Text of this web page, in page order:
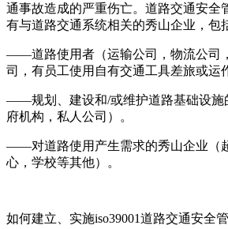
通事故造成的严重伤亡。道路交通安全
有与道路交通系统相关的秀山企业，包
——道路使用者（运输公司，物流公司
司，有员工使用自有交通工具差旅或运
——规划、建设和/或维护道路基础设施
府机构，私人公司）。
——对道路使用产生需求的秀山企业（
心，学校等其他）。
如何建立、实施iso39001道路交通安全